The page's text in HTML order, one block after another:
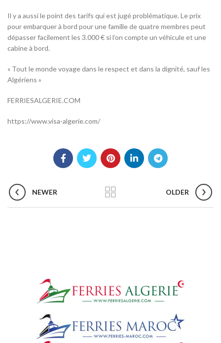
Il y a aussi le point des tarifs qui est jugé problématique. Le prix
pour embarquer à bord pour une famille de quatre membres peut
dépasser facilement les 3.000 € si l’on compte un véhicule et une
cabine à bord.
« Tout le monde voyage dans le respect et dans la dignité, sauf les
Algériens »
FERRIESALGERIE.COM
https://www.visa-algerie.com/
NEWER OLDER